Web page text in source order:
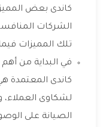
كاندى بعض
الشركات
تلك المميزات
في البداية من أهم
كاندى المعتمدة
لشكاوى
الصيانة على